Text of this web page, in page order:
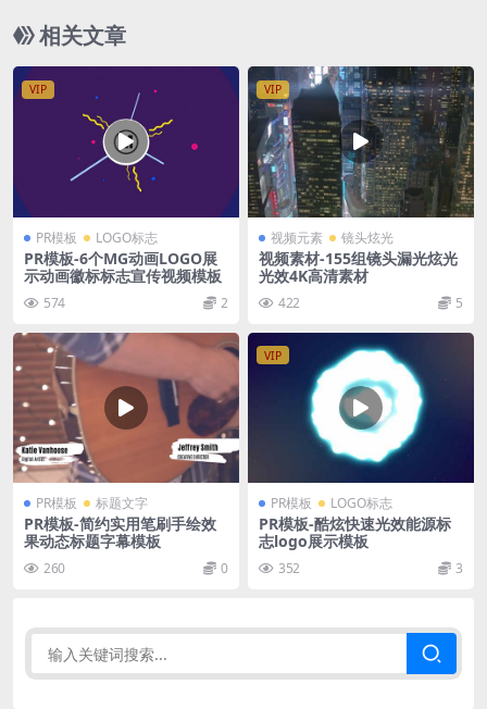
相关文章
VIP
PR模板 LOGO标志
PR模板-6个MG动画LOGO展
示动画徽标标志宣传视频模板
574 2
VIP
视频元素 镜头炫光
视频素材-155组镜头漏光炫光
光效4K高清素材
422 5
PR模板 标题文字
PR模板-简约实用笔刷手绘效
果动态标题字幕模板
260 0
VIP
PR模板 LOGO标志
PR模板-酷炫快速光效能源标
志logo展示模板
352 3